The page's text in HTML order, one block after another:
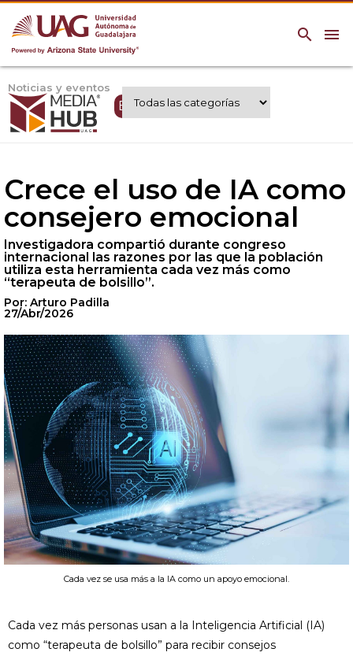
menu
search
Noticias y eventos
Expertos UAG
Crece el uso de IA como
consejero emocional
Investigadora compartió durante congreso
internacional las razones por las que la población
utiliza esta herramienta cada vez más como
“terapeuta de bolsillo”.
Por: Arturo Padilla
27/Abr/2026
Cada vez se usa más a la IA como un apoyo emocional.
Cada vez más personas usan a la Inteligencia Artificial (IA)
como “terapeuta de bolsillo” para recibir consejos